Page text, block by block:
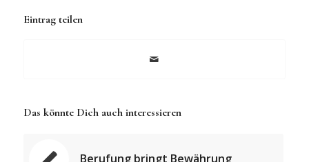
Eintrag teilen
Das könnte Dich auch interessieren
Berufung bringt Bewährung